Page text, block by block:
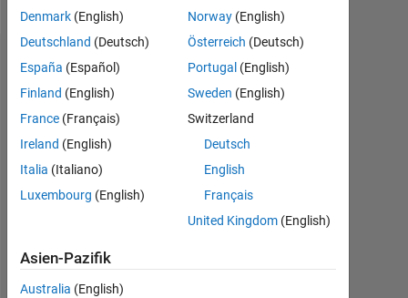
Chinese
Dashboard
MATLAB Answers
BEITRÄGE L
2
Denmark (English)
Deutschland (Deutsch)
España (Español)
Finland (English)
France (Français)
Ireland (English)
Italia (Italiano)
Luxembourg (English)
Norway (English)
Österreich (Deutsch)
Portugal (English)
Sweden (English)
Switzerland
Deutsch
English
Français
United Kingdom (English)
Asien-Pazifik
Australia (English)